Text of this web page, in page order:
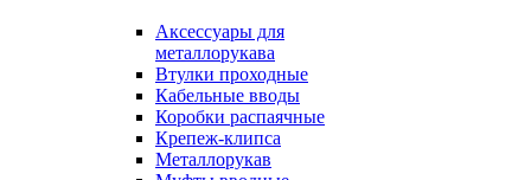
Аксессуары для
металлорукава
Втулки проходные
Кабельные вводы
Коробки распаячные
Крепеж-клипса
Металлорукав